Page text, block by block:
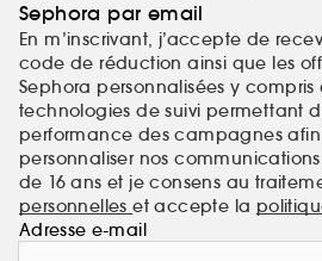
Sephora par email
En m’inscrivant, j’accepte de
code de réduction ainsi que les
Sephora personnalisées y compris
technologies de suivi permettant
performance des campagnes
personnaliser nos
de 16 ans et je consens au
personnelleset accepte la
Adresse e-mail